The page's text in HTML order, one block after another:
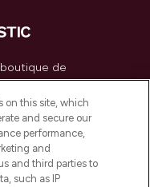
boutique de
Europe,
de soins
de maquillage
ou via
offerte dès
on this site, which
and secure our
performance,
and
and third parties to
such as IP